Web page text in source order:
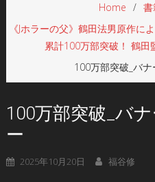
Home
《Jホラーの父》鶴田法男原作に
累計100万部突破！ 鶴田
100万部突破_バ
100万部突破_バ
ー
2025年10月20日 福谷修